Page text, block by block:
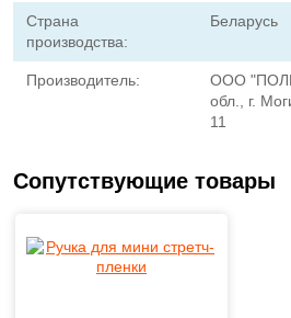
Страна
производства:
Беларусь
Производитель:
ООО
обл., г.
11
Сопутствующие товары